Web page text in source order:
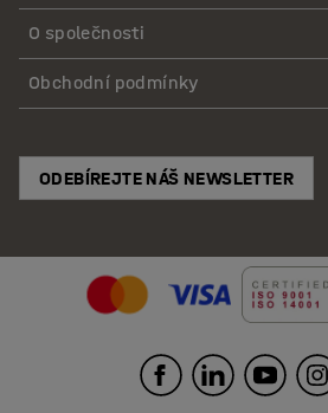
O společnosti
Obchodní podmínky
ODEBÍREJTE NÁŠ NEWSLETTER